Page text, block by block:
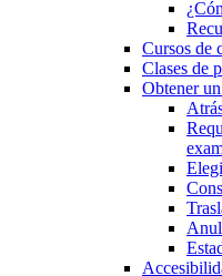
Cursos de
Clases de
Obtener